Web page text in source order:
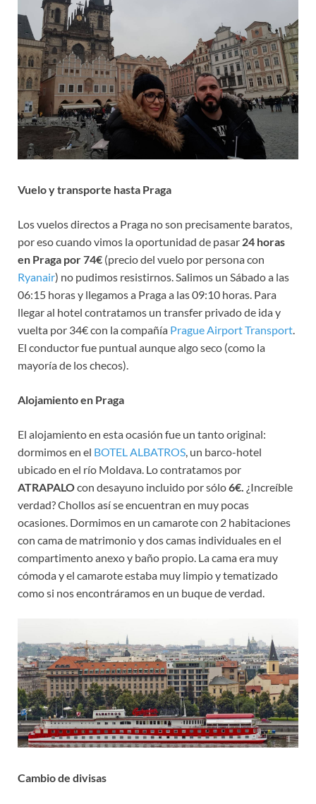
Vuelo y transporte hasta Praga
Los vuelos directos a Praga no son precisamente baratos,
por eso cuando vimos la oportunidad de pasar 24 horas
en Praga por 74€ (precio del vuelo por persona con
Ryanair) no pudimos resistirnos. Salimos un Sábado a las
06:15 horas y llegamos a Praga a las 09:10 horas. Para
llegar al hotel contratamos un transfer privado de ida y
vuelta por 34€ con la compañía Prague Airport Transport.
El conductor fue puntual aunque algo seco (como la
mayoría de los checos).
Alojamiento en Praga
El alojamiento en esta ocasión fue un tanto original:
dormimos en el BOTEL ALBATROS, un barco-hotel
ubicado en el río Moldava. Lo contratamos por
ATRAPALOcon desayuno incluido por sólo6€. ¿Increíble
verdad? Chollos así se encuentran en muy pocas
ocasiones. Dormimos en un camarote con 2 habitaciones
con cama de matrimonio y dos camas individuales en el
compartimento anexo y baño propio. La cama era muy
cómoda y el camarote estaba muy limpio y tematizado
como si nos encontráramos en un buque de verdad.
Cambio de divisas